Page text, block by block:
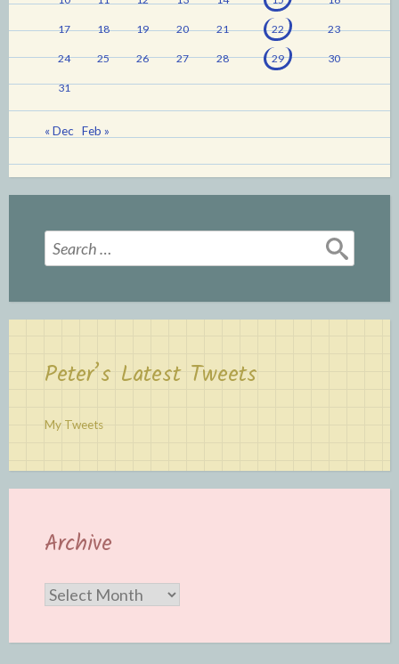
17 18 19 20 21 22 23
24 25 26 27 28 29 30
31
« Dec Feb »
Search
for:
Peter’s Latest Tweets
My Tweets
Archive
Archive